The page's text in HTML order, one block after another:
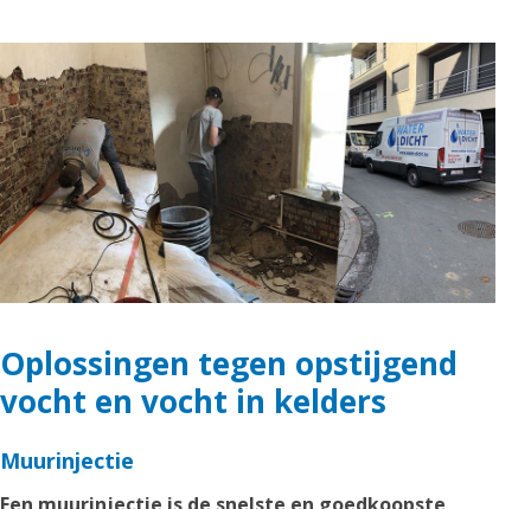
Oplossingen tegen opstijgend
vocht en vocht in kelders
Muurinjectie